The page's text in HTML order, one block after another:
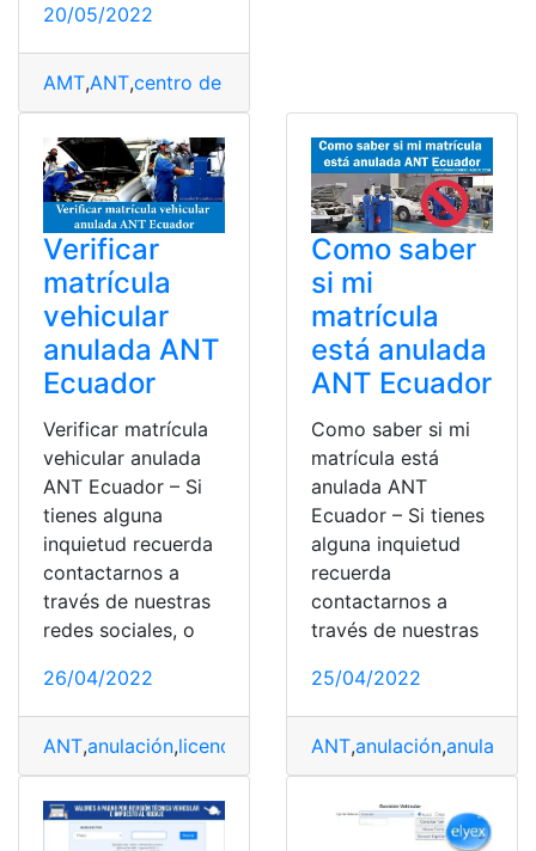
20/05/2022
AMT,ANT,centro de revisión vehicular
Verificar
matrícula
vehicular
anulada ANT
Ecuador
Verificar matrícula
vehicular anulada
ANT Ecuador – Si
tienes alguna
inquietud recuerda
contactarnos a
través de nuestras
redes sociales, o
26/04/2022
ANT,anulación,licencia Revisión vehicular,revisión
Como saber
si mi
matrícula
está anulada
ANT Ecuador
Como saber si mi
matrícula está
anulada ANT
Ecuador – Si tienes
alguna inquietud
recuerda
contactarnos a
través de nuestras
25/04/2022
ANT,anulación,anulada